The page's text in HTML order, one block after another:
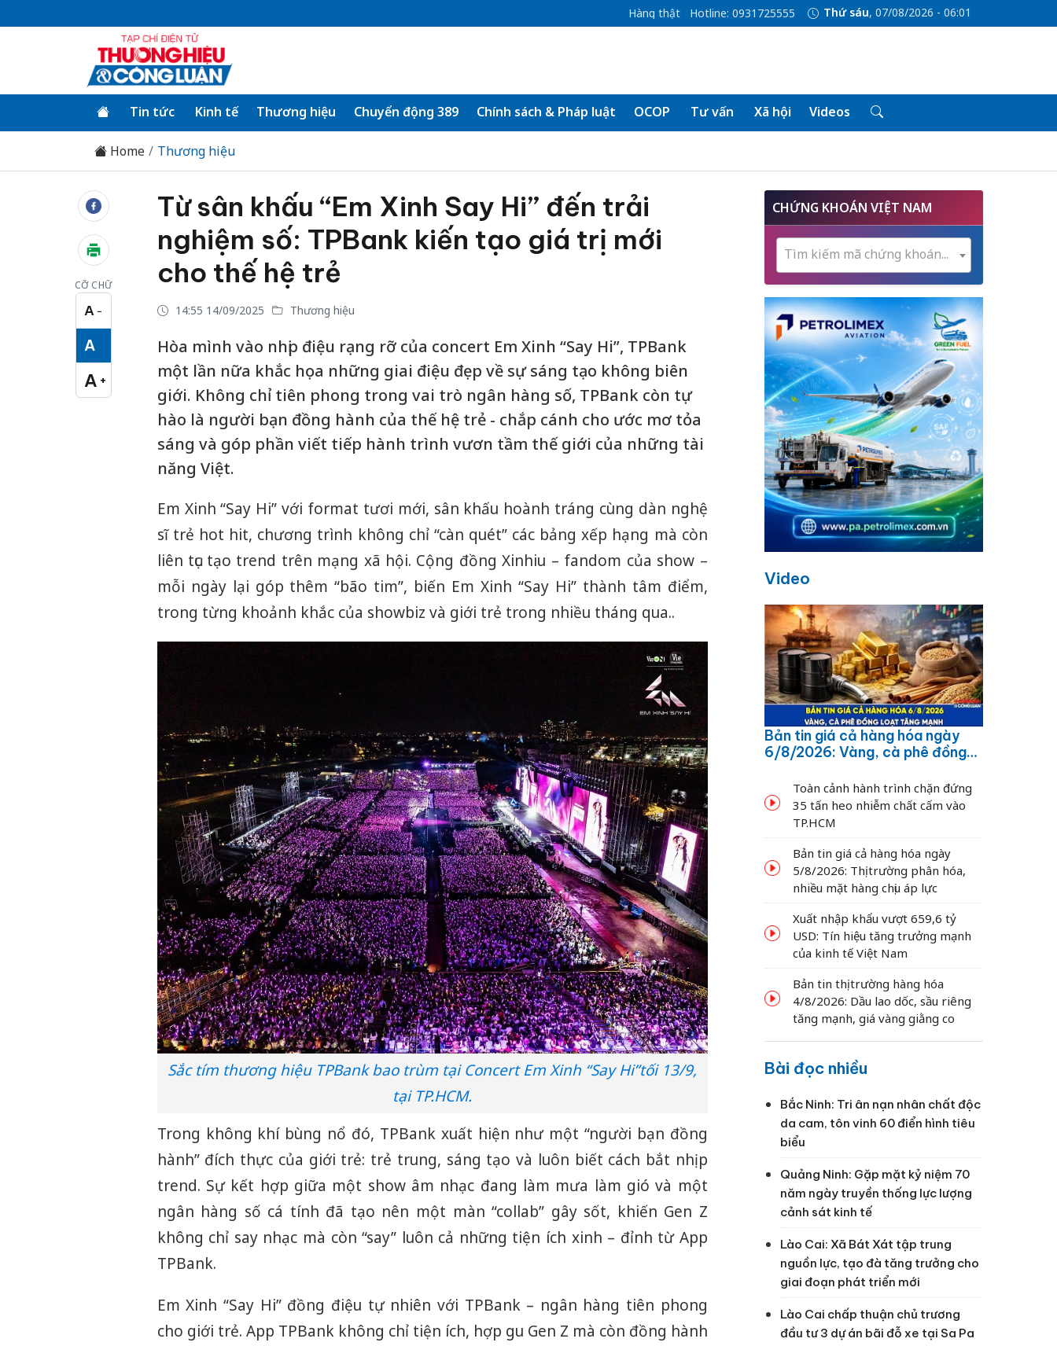
Hàng thật Hotline: 0931725555 Thứ sáu, 07/08/2026 - 06:01
Tin tức Kinh tế Thương hiệu Chuyển động 389 Chính sách & Pháp luật OCOP Tư vấn Xã hội Videos
Home Thương hiệu
CỠ CHỮ
A −
Cỡ chữ nhỏ
A
Cỡ chữ vừa
A +
Cỡ chữ lớn
Từ sân khấu “Em Xinh Say Hi” đến trải
nghiệm số: TPBank kiến tạo giá trị mới
cho thế hệ trẻ
14:55 14/09/2025 Thương hiệu
Hòa mình vào nhịp điệu rạng rỡ của concert Em Xinh “Say Hi”, TPBank
một lần nữa khắc họa những giai điệu đẹp về sự sáng tạo không biên
giới. Không chỉ tiên phong trong vai trò ngân hàng số, TPBank còn tự
hào là người bạn đồng hành của thế hệ trẻ - chắp cánh cho ước mơ tỏa
sáng và góp phần viết tiếp hành trình vươn tầm thế giới của những tài
năng Việt.
Em Xinh “Say Hi” với format tươi mới, sân khấu hoành tráng cùng dàn nghệ
sĩ trẻ hot hit, chương trình không chỉ “càn quét” các bảng xếp hạng mà còn
liên tục tạo trend trên mạng xã hội. Cộng đồng Xinhiu – fandom của show –
mỗi ngày lại góp thêm “bão tim”, biến Em Xinh “Say Hi” thành tâm điểm,
trong từng khoảnh khắc của showbiz và giới trẻ trong nhiều tháng qua..
Sắc tím thương hiệu TPBank bao trùm tại Concert Em Xinh “Say Hi”tối 13/9,
tại TP.HCM.
Trong không khí bùng nổ đó, TPBank xuất hiện như một “người bạn đồng
hành” đích thực của giới trẻ: trẻ trung, sáng tạo và luôn biết cách bắt nhịp
trend. Sự kết hợp giữa một show âm nhạc đang làm mưa làm gió và một
ngân hàng số cá tính đã tạo nên một màn “collab” gây sốt, khiến Gen Z
không chỉ say nhạc mà còn “say” luôn cả những tiện ích xinh – đỉnh từ App
TPBank.
Em Xinh “Say Hi” đồng điệu tự nhiên với TPBank – ngân hàng tiên phong
cho giới trẻ. App TPBank không chỉ tiện ích, hợp gu Gen Z mà còn đồng hành
CHỨNG KHOÁN VIỆT NAM
Tìm kiếm mã chứng khoán...
Video
Bản tin giá cả hàng hóa ngày
6/8/2026: Vàng, cà phê đồng
Toàn cảnh hành trình chặn đứng
35 tấn heo nhiễm chất cấm vào
TP.HCM
Bản tin giá cả hàng hóa ngày
5/8/2026: Thị trường phân hóa,
nhiều mặt hàng chịu áp lực
Xuất nhập khẩu vượt 659,6 tỷ
USD: Tín hiệu tăng trưởng mạnh
của kinh tế Việt Nam
Bản tin thị trường hàng hóa
4/8/2026: Dầu lao dốc, sầu riêng
tăng mạnh, giá vàng giằng co
Bài đọc nhiều
Bắc Ninh: Tri ân nạn nhân chất độc
da cam, tôn vinh 60 điển hình tiêu
biểu
Quảng Ninh: Gặp mặt kỷ niệm 70
năm ngày truyền thống lực lượng
cảnh sát kinh tế
Lào Cai: Xã Bát Xát tập trung
nguồn lực, tạo đà tăng trưởng cho
giai đoạn phát triển mới
Lào Cai chấp thuận chủ trương
đầu tư 3 dự án bãi đỗ xe tại Sa Pa